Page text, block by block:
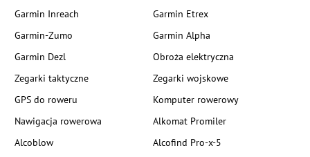
Garmin Inreach
Garmin Etrex
Garmin-Zumo
Garmin Alpha
Garmin Dezl
Obroża elektryczna
Zegarki taktyczne
Zegarki wojskowe
GPS do roweru
Komputer rowerowy
Nawigacja rowerowa
Alkomat Promiler
Alcoblow
Alcofind Pro-x-5